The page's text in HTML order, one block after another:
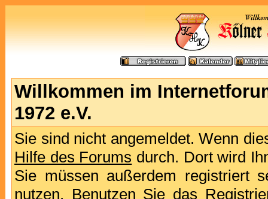
Willkommen im
1972 e.V.
Sie sind nicht angemeldet. Wenn
Hilfe des Forums durch. Dort wird
Sie müssen außerdem registriert
nutzen. Benutzen Sie das